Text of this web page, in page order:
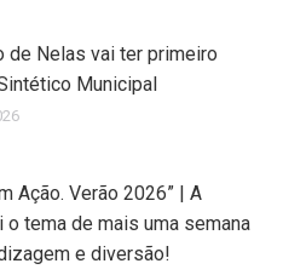
de Nelas vai ter primeiro
Municipal
Ação. Verão 2026” | A
o tema de mais uma semana
e diversão!